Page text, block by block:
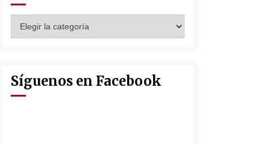
13 de mayo de 2022
Muere el cardenal Carlos Amigo
Síguenos en Facebook